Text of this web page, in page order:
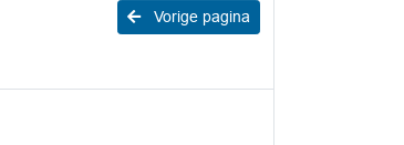
Vorige pagina